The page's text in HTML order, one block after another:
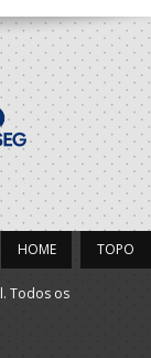
Praia
TOPO
HOME
Todos os